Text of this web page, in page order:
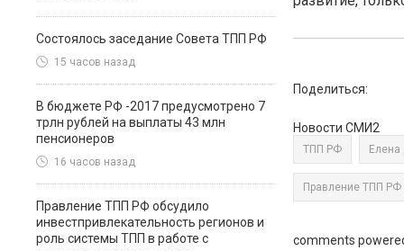
Состоялось заседание Совета ТПП РФ
15 часов назад
В бюджете РФ -2017 предусмотрено 7
трлн рублей на выплаты 43 млн
пенсионеров
16 часов назад
Правление ТПП РФ обсудило
инвестпривлекательность регионов и
роль системы ТПП в работе с
Поделиться:
Новости СМИ2
ТПП РФ
Правление ТПП РФ
comments